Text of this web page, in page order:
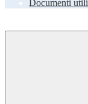
Documenti utili